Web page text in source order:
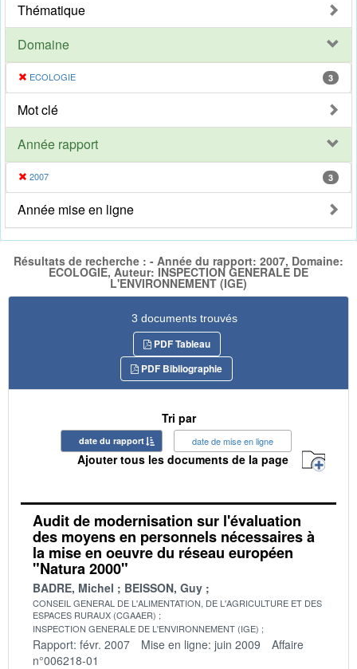
Thématique
Domaine
ECOLOGIE 3
Mot clé
Année rapport
2007 3
Année mise en ligne
Résultats de recherche : - Année du rapport: 2007, Domaine:
ECOLOGIE, Auteur: INSPECTION GENERALE DE
L'ENVIRONNEMENT (IGE)
3 documents trouvés
PDF Tableau
PDF Bibliographie
Tri par
date du rapport date de mise en ligne
Ajouter tous les documents de la page
Audit de modernisation sur l'évaluation
des moyens en personnels nécessaires à
la mise en oeuvre du réseau européen
"Natura 2000"
BADRE, Michel BEISSON, Guy
CONSEIL GENERAL DE L'ALIMENTATION, DE L'AGRICULTURE ET DES
ESPACES RURAUX (CGAAER)
INSPECTION GENERALE DE L'ENVIRONNEMENT (IGE)
Rapport: févr. 2007 Mise en ligne: juin 2009
Affaire
n°006218-01